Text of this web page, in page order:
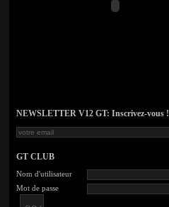
NEWSLETTER V12 GT: Inscrivez-vous !
GT CLUB
Nom d'utilisateur
Mot de passe